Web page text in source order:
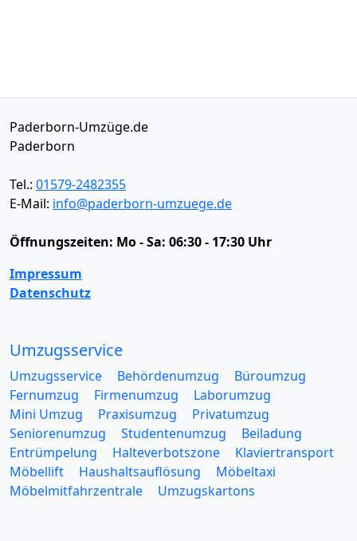
Paderborn-Umzüge.de
Paderborn
Tel.: 01579-2482355
E-Mail: info@paderborn-umzuege.de
Öffnungszeiten: Mo - Sa: 06:30 - 17:30 Uhr
Impressum
Datenschutz
Umzugsservice
Umzugsservice Behördenumzug
Büroumzug
Fernumzug
Firmenumzug
Laborumzug
Mini Umzug
Praxisumzug
Privatumzug
Seniorenumzug
Studentenumzug
Beiladung
Entrümpelung
Halteverbotszone
Klaviertransport
Möbellift
Haushaltsauflösung
Möbeltaxi
Möbelmitfahrzentrale
Umzugskartons